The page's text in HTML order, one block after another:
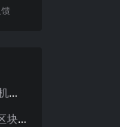
海外交易所源码/AI矿机系统源码 加密货币交易所 智能交易所源码
TRX虚拟币矿机源码/区块链矿机交易系统源码/支持 4国语言+usdt充值+搭建视频教程